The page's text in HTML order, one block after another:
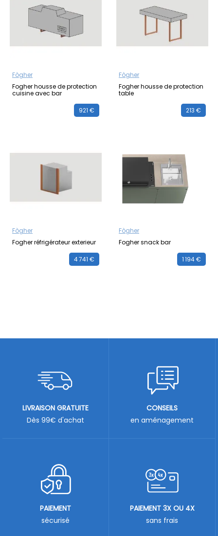
Fògher
Fogher housse de protection
cuisine avec bar
921 €
Fògher
Fogher housse de protection
table
213 €
Fògher
Fogher réfrigérateur exterieur
4 741 €
Fògher
Fogher snack bar
1 194 €
LIVRAISON GRATUITE
Dès 99€ d'achat
CONSEILS
en aménagement
PAIEMENT
sécurisé
PAIEMENT 3X OU 4X
sans frais